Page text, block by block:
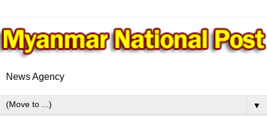
News Agency
▼